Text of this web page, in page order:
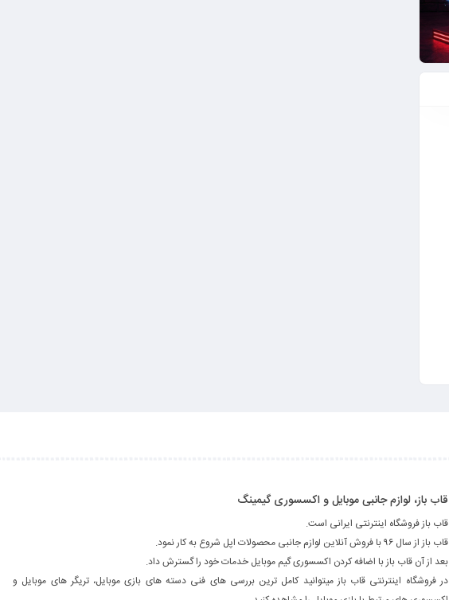
قاب باز، لوازم جانبی موبایل و اکسسوری گیمینگ
قاب باز فروشگاه اینترنتی ایرانی است.
قاب باز از سال ۹۶ با فروش آنلاین لوازم جانبی محصولات اپل شروع به کار نمود.
بعد از آن قاب باز با اضافه کردن اکسسوری گیم موبایل خدمات خود را گسترش داد.
در فروشگاه اینترنتی قاب باز میتوانید کامل ترین بررسی های فنی دسته های بازی موبایل، تریگر های موبایل و